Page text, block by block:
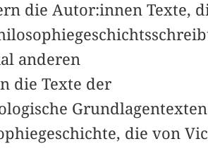
die Autor:innen Texte,
anderen
die Texte der
Grundlagentexten
die von